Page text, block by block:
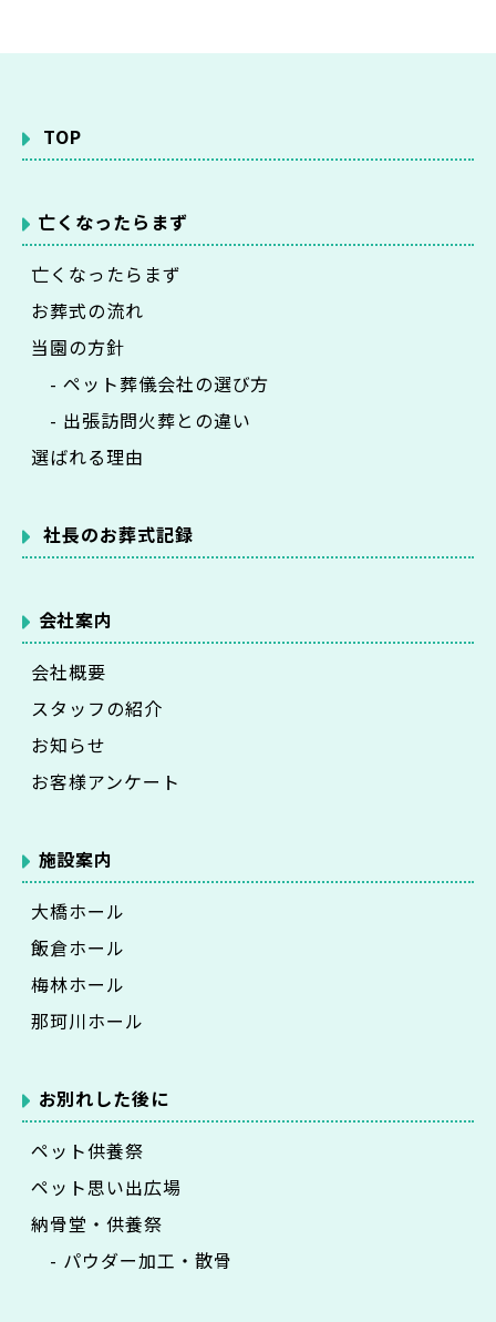
TOP
亡くなったらまず
亡くなったらまず
お葬式の流れ
当園の方針
- ペット葬儀会社の選び方
- 出張訪問火葬との違い
選ばれる理由
社長のお葬式記録
会社案内
会社概要
スタッフの紹介
お知らせ
お客様アンケート
施設案内
大橋ホール
飯倉ホール
梅林ホール
那珂川ホール
お別れした後に
ペット供養祭
ペット思い出広場
納骨堂・供養祭
- パウダー加工・散骨